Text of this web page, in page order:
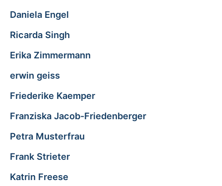
Daniela Engel
Ricarda Singh
Erika Zimmermann
erwin geiss
Friederike Kaemper
Franziska Jacob-Friedenberger
Petra Musterfrau
Frank Strieter
Katrin Freese